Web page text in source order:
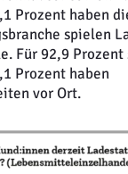
Prozent haben
spielen
Für 92,9
Prozent haben
vor Ort.